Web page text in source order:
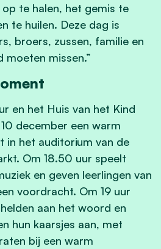
te halen, het gemis te
te huilen. Deze dag is
broers, zussen, familie en
moeten missen.”
en het Huis van het Kind
december een warm
in het auditorium van de
Om 18.50 uur speelt
en geven leerlingen van
voordracht. Om 19 uur
aan het woord en
hun kaarsjes aan, met
bij een warm